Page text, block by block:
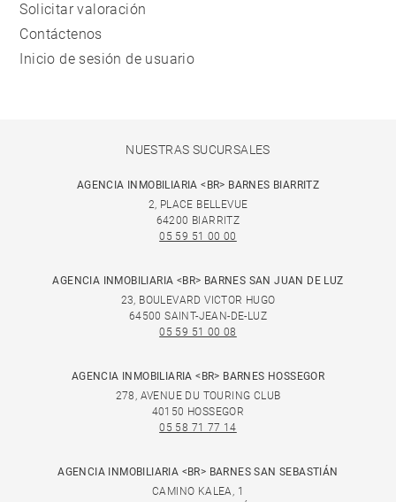
Solicitar valoración
Contáctenos
Inicio de sesión de usuario
NUESTRAS SUCURSALES
AGENCIA INMOBILIARIA <BR> BARNES BIARRITZ
2, PLACE BELLEVUE
64200 BIARRITZ
05 59 51 00 00
AGENCIA INMOBILIARIA <BR> BARNES SAN JUAN DE LUZ
23, BOULEVARD VICTOR HUGO
64500 SAINT-JEAN-DE-LUZ
05 59 51 00 08
AGENCIA INMOBILIARIA <BR> BARNES HOSSEGOR
278, AVENUE DU TOURING CLUB
40150 HOSSEGOR
05 58 71 77 14
AGENCIA INMOBILIARIA <BR> BARNES SAN SEBASTIÁN
CAMINO KALEA, 1